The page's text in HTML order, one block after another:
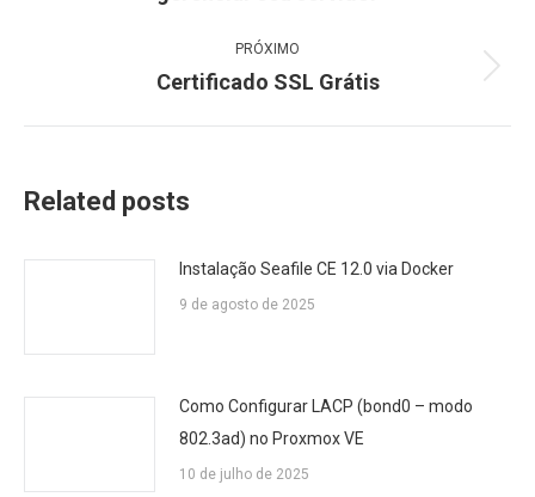
PRÓXIMO
Próximo
Certificado SSL Grátis
Related posts
Instalação Seafile CE 12.0 via Docker
9 de agosto de 2025
Como Configurar LACP (bond0 – modo
802.3ad) no Proxmox VE
10 de julho de 2025